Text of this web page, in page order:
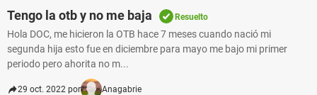
Tengo la otb y no me baja Resuelto
Hola DOC, me hicieron la OTB hace 7 meses cuando nació mi
segunda hija esto fue en diciembre para mayo me bajo mi primer
periodo pero ahorita no m...
29 oct. 2022 por Anagabrie